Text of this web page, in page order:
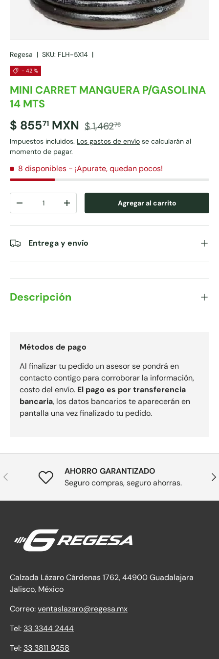
Regesa | SKU: FLH-5X14 |
- 42 %
MINI CARRET MANGUERA P/GASOLINA
14 MTS
$ 85571 MXN $ 1,46276
Impuestos incluidos. Los gastos de envío se calcularán al
momento de pagar.
8 disponibles - ¡Apurate, quedan pocos!
-
+ Agregar al carrito
Entrega y envío
Descripción
Métodos de pago
Al finalizar tu pedido un asesor se pondrá en
contacto contigo para corroborar la información,
costo del envío. El pago es por transferencia
bancaria, los datos bancarios te aparecerán en
pantalla una vez finalizado tu pedido.
Anterior
AHORRO GARANTIZADO
Seguro compras, seguro ahorras.
Calzada Lázaro Cárdenas 1762, 44900 Guadalajara
Jalisco, México
Correo:ventaslazaro@regesa.mx
Tel: 33 3344 2444
Tel: 33 3811 9258